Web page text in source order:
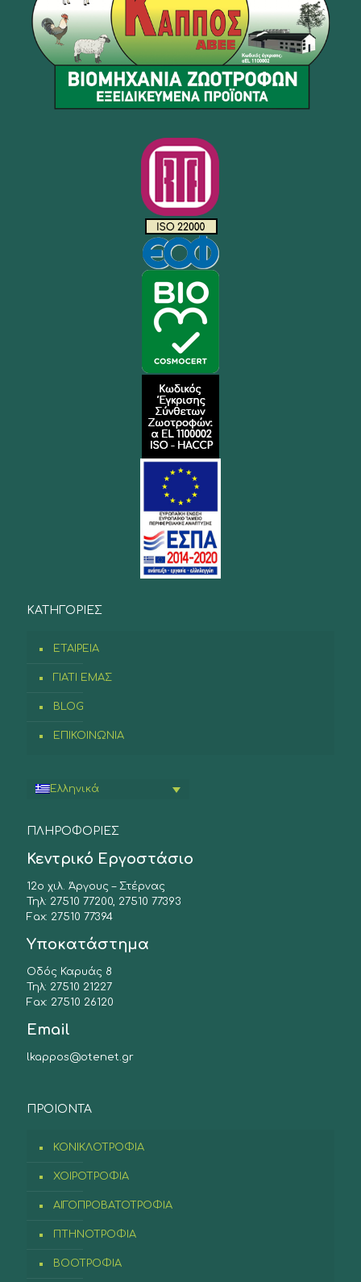
ΚΑΤΗΓΟΡΙΕΣ
ΕΤΑΙΡΕΙΑ
ΓΙΑΤΙ ΕΜΑΣ
BLOG
ΕΠΙΚΟΙΝΩΝΙΑ
Ελληνικά
ΠΛΗΡΟΦΟΡΙΕΣ
Κεντρικό Εργοστάσιο
12ο χιλ. Άργους – Στέρνας
Τηλ: 27510 77200, 27510 77393
Fax: 27510 77394
Υποκατάστημα
Οδός Καρυάς 8
Τηλ: 27510 21227
Fax: 27510 26120
Email
lkappos@otenet.gr
ΠΡΟIONTA
ΚΟΝΙΚΛΟΤΡΟΦΙΑ
ΧΟΙΡΟΤΡΟΦΙΑ
ΑΙΓΟΠΡΟΒΑΤΟΤΡΟΦΙΑ
ΠΤΗΝΟΤΡΟΦΙΑ
ΒΟΟΤΡΟΦΙΑ